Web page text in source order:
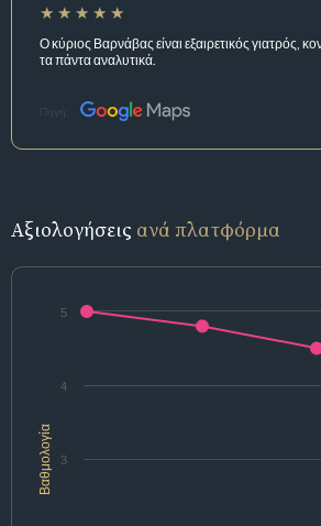
Ο κύριος Βαρνάβας είναι εξαιρετικός γιατρός,
τα πάντα αναλυτικά.
Πηγή:
Αξιολογήσεις ανά πλατφόρμα
Βαθμολογία 3
4
5